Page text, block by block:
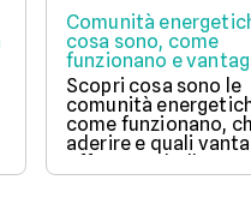
Comunità
cosa sono, come
funzionano e
Scopri cosa sono le
comunità
come funzionano,
aderire e quali
offrono su bolletta e
sostenibilità.